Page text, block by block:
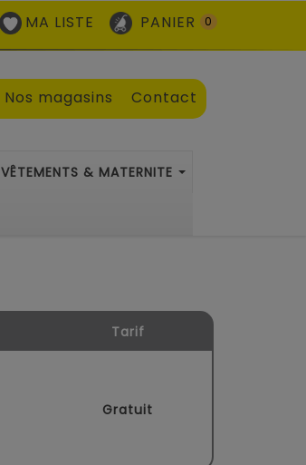
MA LISTE PANIER 0
Nos magasins Contact
VÊTEMENTS & MATERNITE
Tarif
Gratuit